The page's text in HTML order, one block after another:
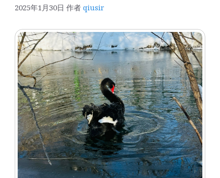
2025年1月30日 作者 qiusir